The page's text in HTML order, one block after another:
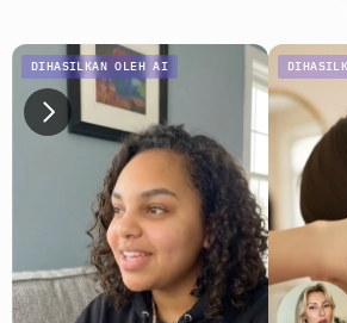
DIHASILKAN OLEH AI